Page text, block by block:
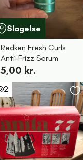
Slagelse
Redken Fresh Curls
Anti-Frizz Serum
5,00 kr.
2